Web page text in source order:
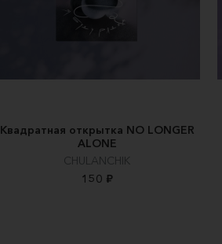
Квадратная открытка NO LONGER
ALONE
CHULANCHIK
150 ₽